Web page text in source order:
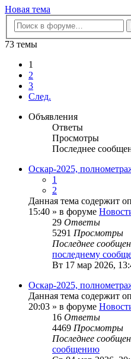
Новая тема
73 темы
1
2
3
След.
Объявления
Ответы
Просмотры
Последнее
Оскар-2025,
1
2
Данная тема содержит
15:40 » в форуме
29 Ответы
5291 Просмотры
Последнее
последнему
Вт 17 мар 2026,
Оскар-2025,
Данная тема содержит
20:03 » в форуме
16 Ответы
4469 Просмотры
Последнее
сообщению